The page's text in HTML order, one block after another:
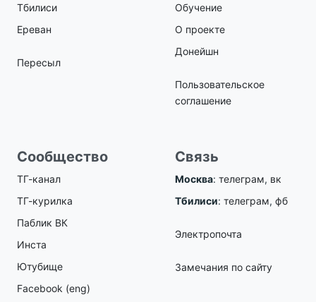
Тбилиси
Ереван
Пересыл
Обучение
О проекте
Донейшн
Пользовательское
соглашение
Сообщество
ТГ-канал
ТГ-курилка
Паблик ВК
Инста
Ютубище
Facebook (eng)
Связь
Москва: телеграм, вк
Тбилиси: телеграм, фб
Электропочта
Замечания по сайту